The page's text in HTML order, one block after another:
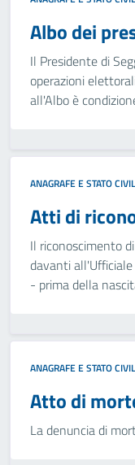
Albo dei
Il Presidente di
operazioni
all'Albo è
ANAGRAFE E STATO
Atti di
Il riconoscimento
davanti
- prima della
ANAGRAFE E STATO
Atto di
La denuncia di